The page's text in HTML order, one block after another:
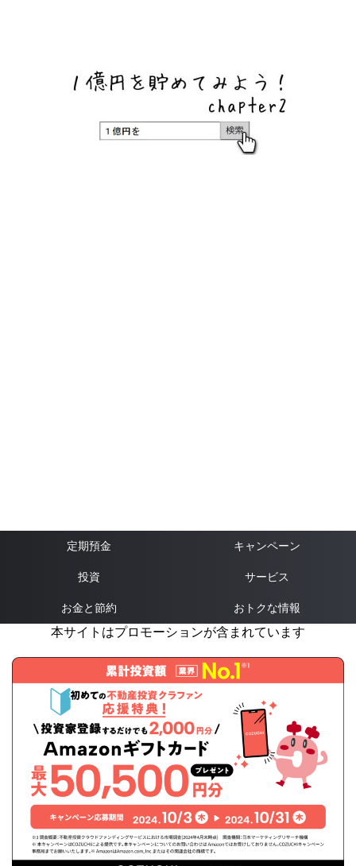
定期預金 キャンペーン
投資 サービス
お金と節約 おトクな情報
本サイトはプロモーションが含まれています